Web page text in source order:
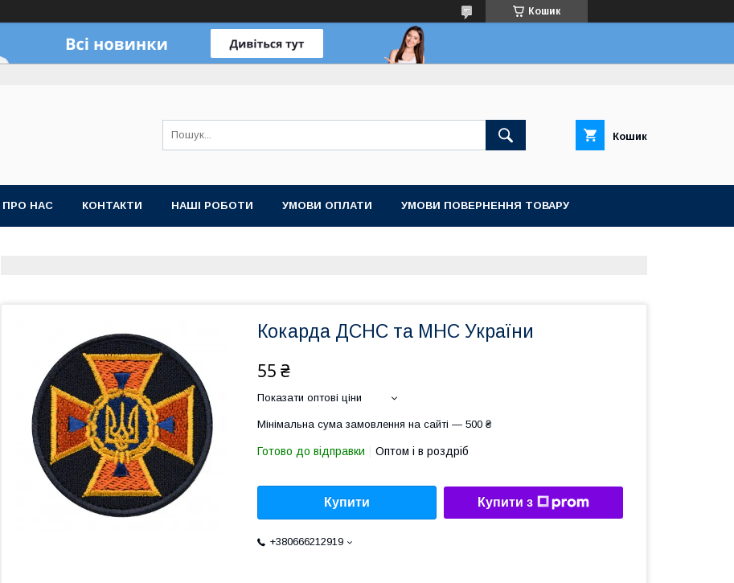
Кошик
Кошик
ПРО НАС КОНТАКТИ НАШІ РОБОТИ УМОВИ ОПЛАТИ УМОВИ ПОВЕРНЕННЯ ТОВАРУ
Кокарда ДСНС та МНС України
55 ₴
Показати оптові ціни
Мінімальна сума замовлення на сайті — 500 ₴
Готово до відправки Оптом і в роздріб
Купити Купити з
+380666212919